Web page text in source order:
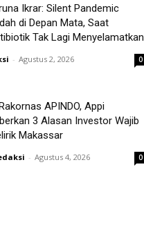
Ikrar: Silent Pandemic
di Depan Mata, Saat
Tak Lagi Menyelamatkan
- Agustus 2, 2026 0
APINDO, Appi
3 Alasan Investor Wajib
Makassar
- Agustus 4, 2026 0